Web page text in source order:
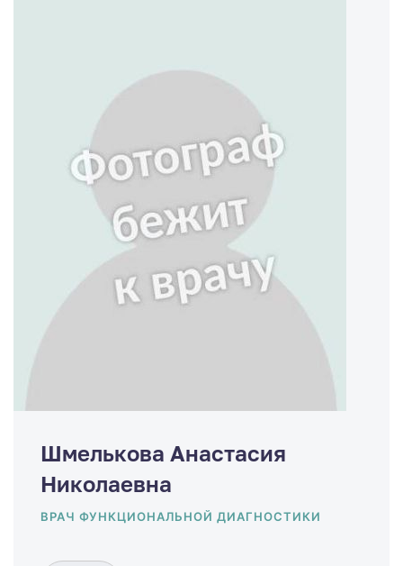
Шмелькова Анастасия
Николаевна
ВРАЧ ФУНКЦИОНАЛЬНОЙ ДИАГНОСТИКИ